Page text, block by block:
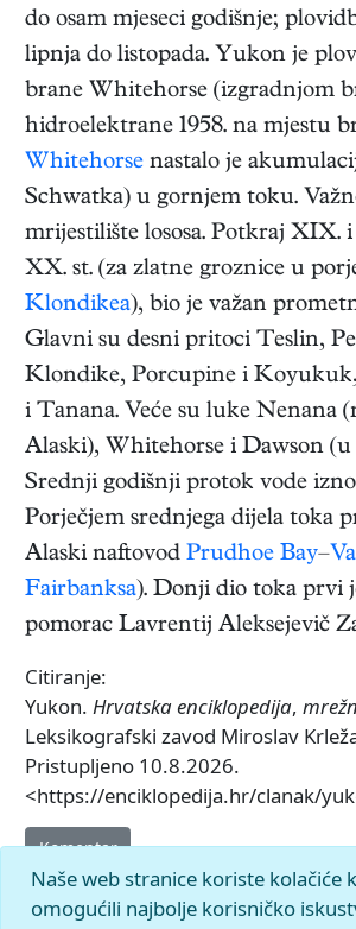
do osam mjeseci godišnje;
lipnja do listopada. Yukon je
brane Whitehorse (izgradnjom
hidroelektrane 1958. na mjestu
Whitehorse nastalo je
Schwatka) u gornjem toku.
mrijestilište lososa. Potkraj XIX.
XX. st. (za zlatne groznice u
Klondikea), bio je važan
Glavni su desni pritoci Teslin,
Klondike, Porcupine i
i Tanana. Veće su luke Nenana
Alaski), Whitehorse i Dawson
Srednji godišnji protok vode
Porječjem srednjega dijela toka
Alaski naftovod Prudhoe Bay–
Fairbanksa). Donji dio toka prvi
pomorac Lavrentij Aleksejevič
Citiranje:
Yukon. Hrvatska enciklopedija,
Leksikografski zavod Miroslav
Pristupljeno 10.8.2026.
<https://enciklopedija.hr/clanak/
Komentar
Naše web stranice koriste kolačiće
omogućili najbolje korisničko